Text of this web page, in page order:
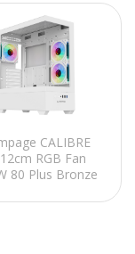
CALIBRE
RGB Fan
80 Plus Bronze
2.0 Oyuncu